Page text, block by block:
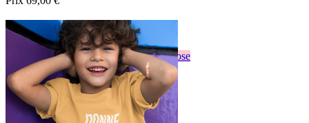
Aperçu rapide
Gris Noir Bordeau Bleu foncé Rose